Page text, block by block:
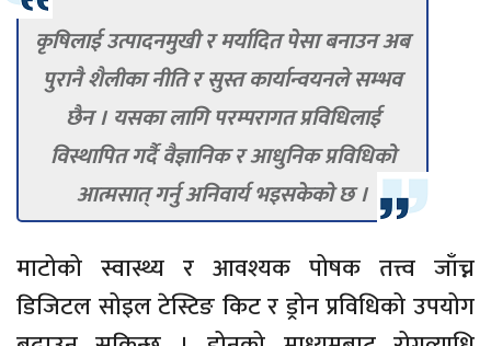
कृषिलाई उत्पादनमुखी र मर्यादित पेसा बनाउन अब
पुरानै शैलीका नीति र सुस्त कार्यान्वयनले सम्भव
छैन । यसका लागि परम्परागत प्रविधिलाई
विस्थापित गर्दै वैज्ञानिक र आधुनिक प्रविधिको
आत्मसात् गर्नु अनिवार्य भइसकेको छ ।
माटोको स्वास्थ्य र आवश्यक पोषक तत्त्व जाँच्न
डिजिटल सोइल टेस्टिङ किट र ड्रोन प्रविधिको उपयोग